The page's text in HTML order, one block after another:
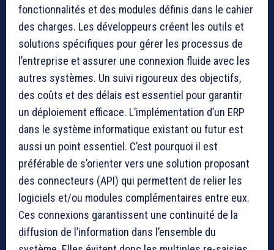
fonctionnalités et des modules définis dans le cahier
des charges. Les développeurs créent les outils et
solutions spécifiques pour gérer les processus de
l’entreprise et assurer une connexion fluide avec les
autres systèmes. Un suivi rigoureux des objectifs,
des coûts et des délais est essentiel pour garantir
un déploiement efficace. L’implémentation d’un ERP
dans le système informatique existant ou futur est
aussi un point essentiel. C’est pourquoi il est
préférable de s’orienter vers une solution proposant
des connecteurs (API) qui permettent de relier les
logiciels et/ou modules complémentaires entre eux.
Ces connexions garantissent une continuité de la
diffusion de l’information dans l’ensemble du